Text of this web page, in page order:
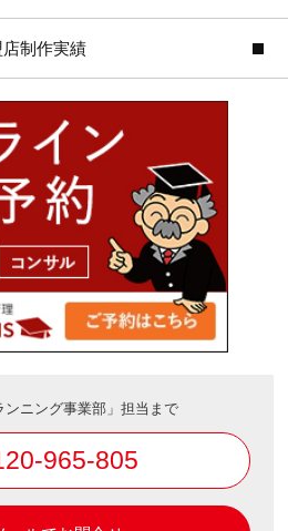
制作実績
ンニング事業部」担当まで
965-805